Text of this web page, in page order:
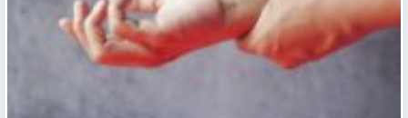
Plaukstas locītavas sastiepums: kā to novērst, atpazīt un veiksmīgi